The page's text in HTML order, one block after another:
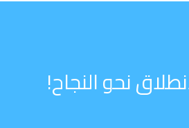
نحو النجاح!